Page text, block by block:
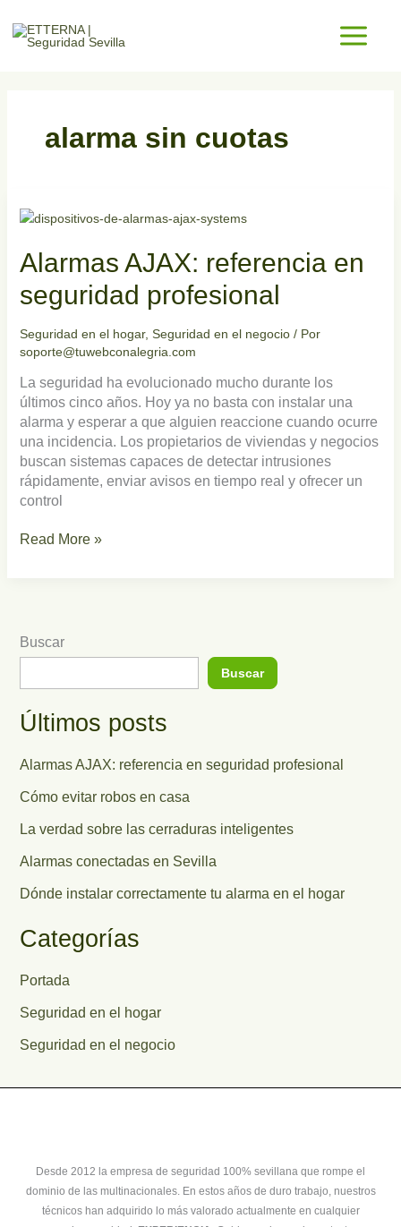
contenido
alarma sin cuotas
Alarmas AJAX: referencia en
seguridad profesional
Seguridad en el hogar, Seguridad en el negocio/ Por
soporte@tuwebconalegria.com
La seguridad ha evolucionado mucho durante los
últimos cinco años. Hoy ya no basta con instalar una
alarma y esperar a que alguien reaccione cuando ocurre
una incidencia. Los propietarios de viviendas y negocios
buscan sistemas capaces de detectar intrusiones
rápidamente, enviar avisos en tiempo real y ofrecer un
control
AJAX:
en
seguridad
profesional
Read More »
Buscar
Buscar
Últimos posts
Alarmas AJAX: referencia en seguridad profesional
Cómo evitar robos en casa
La verdad sobre las cerraduras inteligentes
Alarmas conectadas en Sevilla
Dónde instalar correctamente tu alarma en el hogar
Categorías
Portada
Seguridad en el hogar
Seguridad en el negocio
Desde 2012 la empresa de seguridad 100% sevillana que rompe el
dominio de las multinacionales. En estos años de duro trabajo, nuestros
técnicos han adquirido lo más valorado actualmente en cualquier